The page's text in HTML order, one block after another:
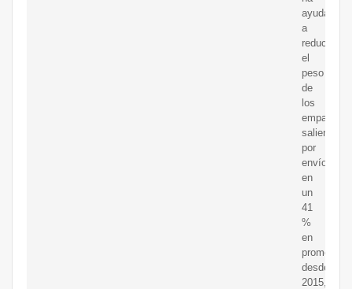
ayudado
a
reducir
el
peso
de
los
empaques
salientes
por
envío
en
un
41
%
en
promedio
desde
2015,